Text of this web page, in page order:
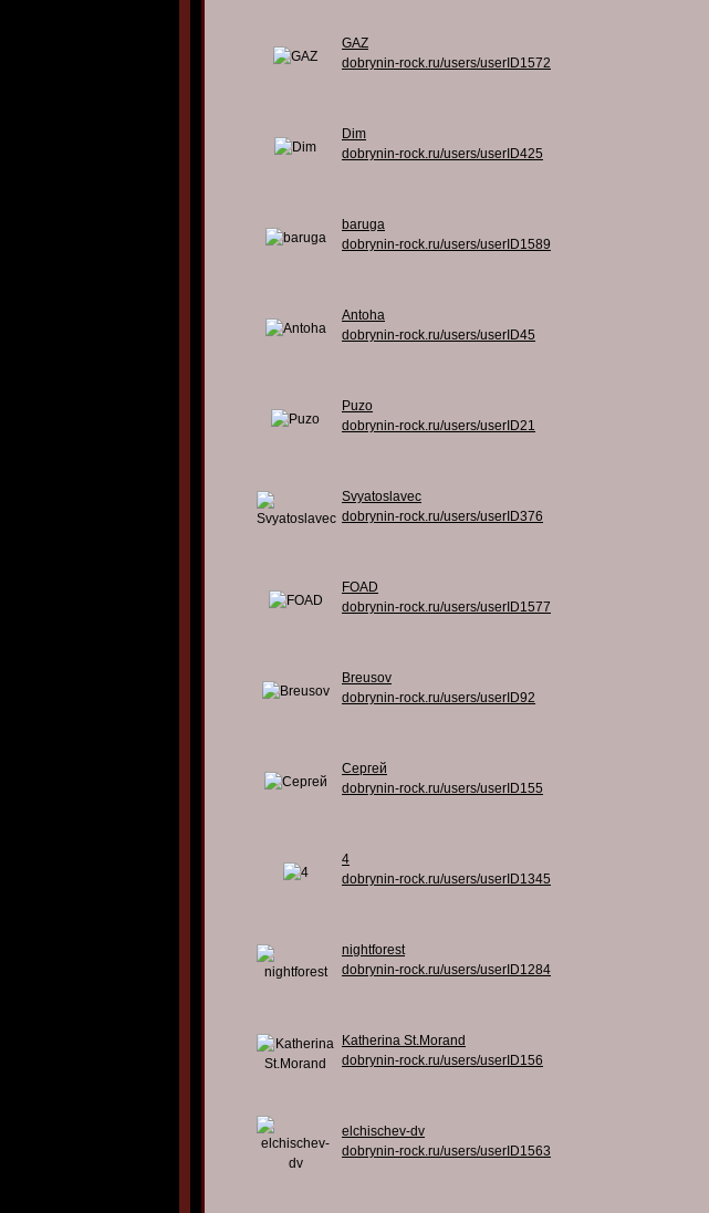
GAZ
dobrynin-rock.ru/users/userID1572
Dim
dobrynin-rock.ru/users/userID425
baruga
dobrynin-rock.ru/users/userID1589
Antoha
dobrynin-rock.ru/users/userID45
Puzo
dobrynin-rock.ru/users/userID21
Svyatoslavec
dobrynin-rock.ru/users/userID376
FOAD
dobrynin-rock.ru/users/userID1577
Breusov
dobrynin-rock.ru/users/userID92
Сергей
dobrynin-rock.ru/users/userID155
4
dobrynin-rock.ru/users/userID1345
nightforest
dobrynin-rock.ru/users/userID1284
Katherina St.Morand
dobrynin-rock.ru/users/userID156
elchischev-dv
dobrynin-rock.ru/users/userID1563